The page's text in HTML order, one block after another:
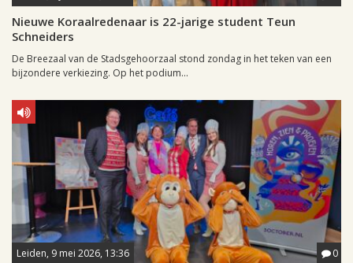
Nieuwe Koraalredenaar is 22-jarige student Teun
Schneiders
De Breezaal van de Stadsgehoorzaal stond zondag in het teken van een
bijzondere verkiezing. Op het podium...
Leiden, 9 mei 2026, 13:36 0